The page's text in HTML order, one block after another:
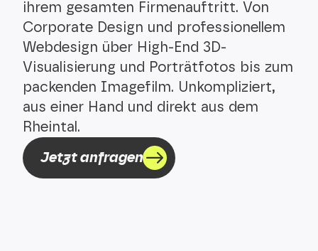
ihrem gesamten Firmenauftritt. Von
Corporate Design und professionellem
Webdesign über High-End 3D-
Visualisierung und Porträtfotos bis zum
packenden Imagefilm. Unkompliziert,
aus einer Hand und direkt aus dem
Rheintal.
Jetzt anfragen